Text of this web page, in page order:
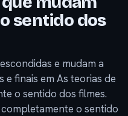
sentido dos
e mudam a
e finais em As teorias de
o sentido dos filmes.
o sentido